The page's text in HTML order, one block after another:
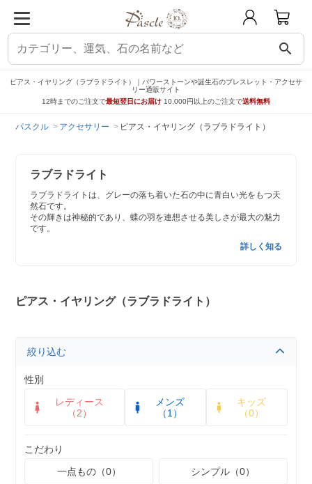
search
ピアス・イヤリング（ラブラドライト）｜パワーストーンや誕生石のブレスレット・アクセサ
リー通販サイト
12時までのご注文で最短翌日にお届け 10,000円以上のご注文で送料無料
パスクル アクセサリー ピアス・イヤリング（ラブラドライト）
ラブラドライト
ラブラドライトは、グレーの落ち着いた石の中に青白い光をもつ天
然石です。
その輝きは神秘的であり、蝶の羽を連想させる美しさが最大の魅力
です。
詳しく知る
ピアス・イヤリング（ラブラドライト）
絞り込む
性別
レディース
（2）
メンズ
（1）
キッズ
（0）
こだわり
一点もの（0）
シンプル（0）